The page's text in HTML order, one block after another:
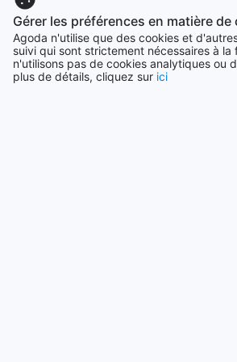
Canada
34983 établissements
Gérer les préférences en matière de
Agoda n'utilise que des cookies et
suivi qui sont strictement nécessaires à la
n'utilisons pas de cookies analytiques ou
plus de détails, cliquez sur ici